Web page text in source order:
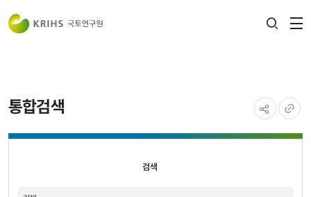
통합검색
검색